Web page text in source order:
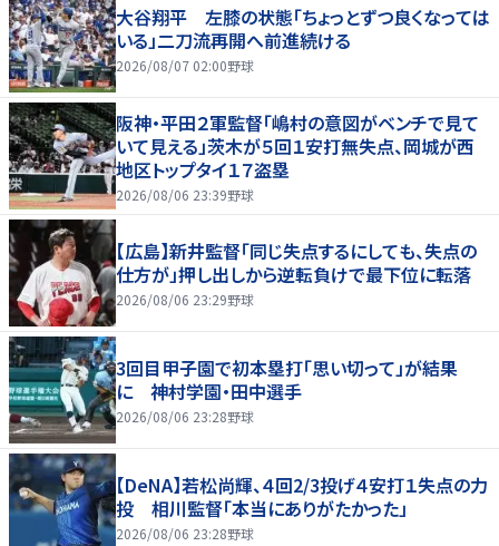
大谷翔平 左膝の状態「ちょっとずつ良くなっては
いる」二刀流再開へ前進続ける
2026/08/07 02:00野球
阪神・平田２軍監督「嶋村の意図がベンチで見て
いて見える」茨木が５回１安打無失点、岡城が西
地区トップタイ１７盗塁
2026/08/06 23:39野球
【広島】新井監督「同じ失点するにしても、失点の
仕方が」押し出しから逆転負けで最下位に転落
2026/08/06 23:29野球
3回目甲子園で初本塁打「思い切って」が結果
に 神村学園・田中選手
2026/08/06 23:28野球
【DeNA】若松尚輝、４回2/3投げ４安打１失点の力
投 相川監督「本当にありがたかった」
2026/08/06 23:28野球